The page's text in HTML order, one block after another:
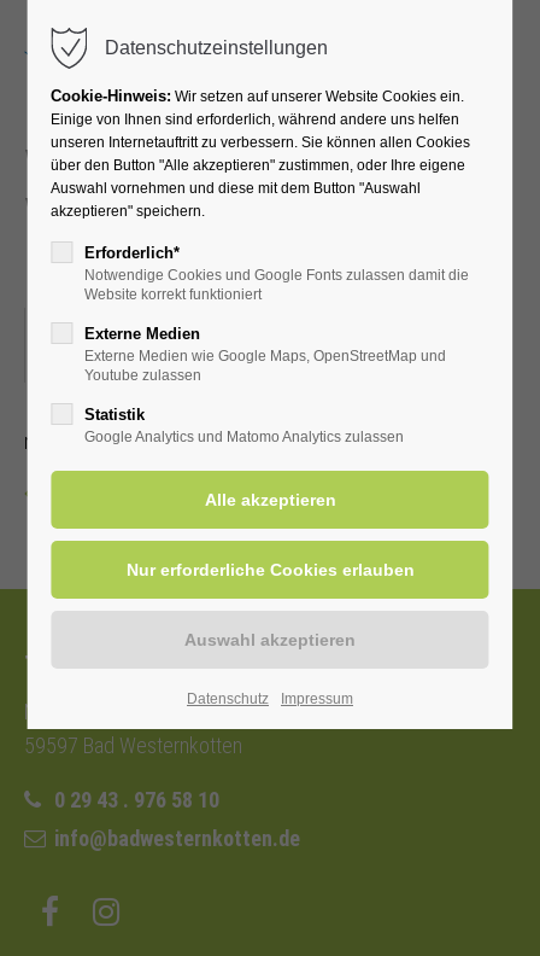
Walking und Nordic-
Walking für
Fortgeschrittene
05.08.2025, 09:00
ORT: EINGANG KURPARK (FAHRRADSTÄNDER)
mit dem LTV Aktiv Bad Westernkotten
Tourist-Information
Nordstraße 2b
59597 Bad Westernkotten
0 29 43 . 976 58 10
info@badwesternkotten.de
Datenschutzeinstellungen
Cookie-Hinweis: Wir setzen auf unserer Website Cookies ein.
Einige von Ihnen sind erforderlich, während andere uns helfen
unseren Internetauftritt zu verbessern. Sie können allen Cookies
über den Button "Alle akzeptieren" zustimmen, oder Ihre eigene
Auswahl vornehmen und diese mit dem Button "Auswahl
akzeptieren" speichern.
Erforderlich*
Notwendige Cookies und Google Fonts zulassen damit die
Website korrekt funktioniert
Externe Medien
Externe Medien wie Google Maps, OpenStreetMap und
Youtube zulassen
Statistik
Google Analytics und Matomo Analytics zulassen
Datenschutz Impressum